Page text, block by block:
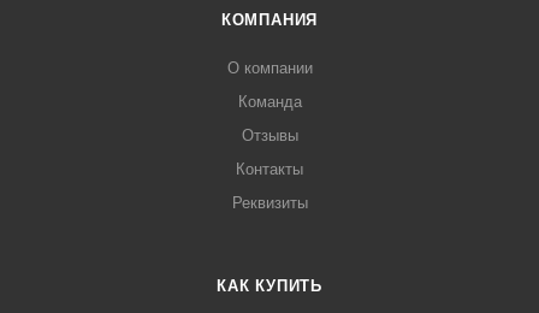
КОМПАНИЯ
О компании
Команда
Отзывы
Контакты
Реквизиты
КАК КУПИТЬ